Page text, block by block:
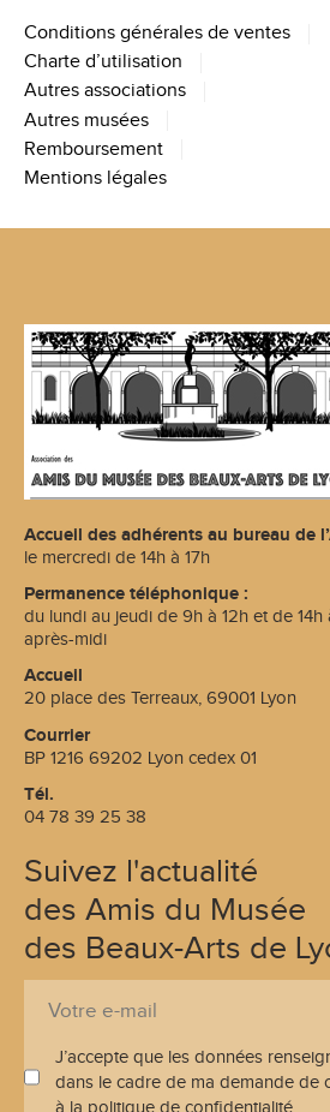
Conditions générales de ventes
Charte d’utilisation
Autres associations
Autres musées
Remboursement
Mentions légales
Accueil des adhérents au bureau de
le mercredi de 14h à 17h
Permanence téléphonique :
du lundi au jeudi de 9h à 12h et de 14h
après-midi
Accueil
20 place des Terreaux, 69001 Lyon
Courrier
BP 1216 69202 Lyon cedex 01
Tél.
04 78 39 25 38
Suivez l'actualité
des Amis du Musée
des Beaux-Arts de
n
a
J’accepte que les données
dans le cadre de ma demande de
à la politique de confidentialité.